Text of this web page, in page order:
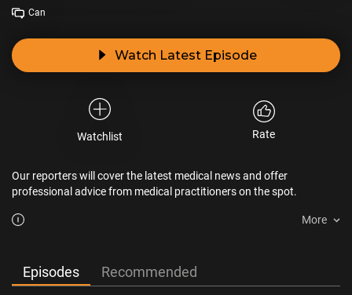
Can
Watch Latest Episode
Watchlist Rate
Our reporters will cover the latest medical news and offer
professional advice from medical practitioners on the spot.
More
Episodes Recommended